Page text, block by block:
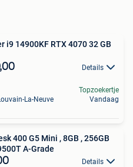
i9 14900KF RTX 4070 32 GB
Details
La-Neuve
Topzoekertje
Vandaag
400 G5 Mini , 8GB , 256GB
A-Grade
Details